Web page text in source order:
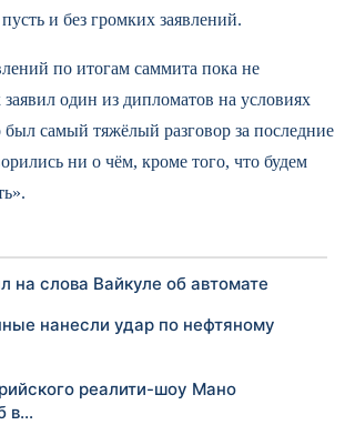
и без громких заявлений.
по итогам саммита пока не
один из дипломатов на условиях
самый тяжёлый разговор за последние
ни о чём, кроме того, что будем
на слова Вайкуле об автомате
нанесли удар по нефтяному
реалити-шоу Мано
в…